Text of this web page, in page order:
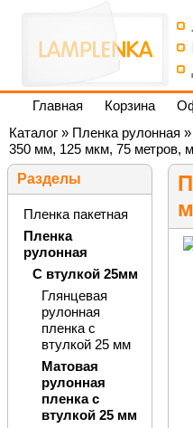
Главная Корзина
Каталог » Пленка рулонная »
350 мм, 125 мкм, 75 метров,
Разделы
Пленка пакетная
Пленка
рулонная
С втулкой 25мм
Глянцевая
рулонная
пленка с
втулкой 25 мм
Матовая
рулонная
пленка с
втулкой 25 мм